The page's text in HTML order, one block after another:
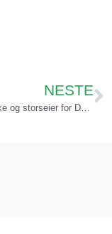
NESTE
Tredje strake og storseier for Damene